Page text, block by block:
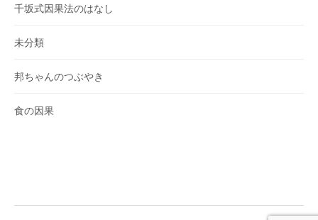
千坂式因果法のはなし
未分類
邦ちゃんのつぶやき
食の因果